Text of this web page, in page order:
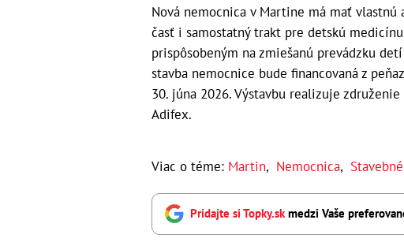
Nová nemocnica v Martine má mať
časť i samostatný trakt pre detskú
prispôsobeným na zmiešanú prevádzku
stavba nemocnice bude financovaná z
30. júna 2026. Výstavbu realizuje
Adifex.
Viac o téme: Martin, Nemocnica,
Pridajte si Topky.skmedzi Vaše